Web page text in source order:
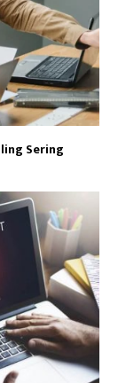
Sering